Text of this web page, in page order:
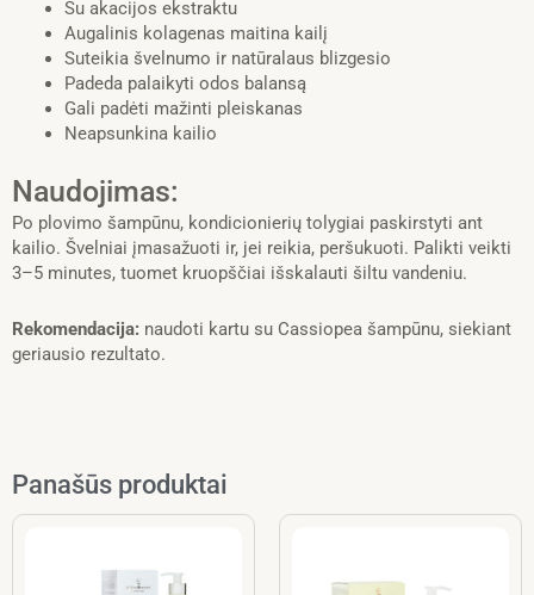
Su akacijos ekstraktu
Augalinis kolagenas maitina kailį
Suteikia švelnumo ir natūralaus blizgesio
Padeda palaikyti odos balansą
Gali padėti mažinti pleiskanas
Neapsunkina kailio
Naudojimas:
Po plovimo šampūnu, kondicionierių tolygiai paskirstyti ant
kailio. Švelniai įmasažuoti ir, jei reikia, peršukuoti. Palikti veikti
3–5 minutes, tuomet kruopščiai išskalauti šiltu vandeniu.
Rekomendacija: naudoti kartu su Cassiopea šampūnu, siekiant
geriausio rezultato.
Panašūs produktai